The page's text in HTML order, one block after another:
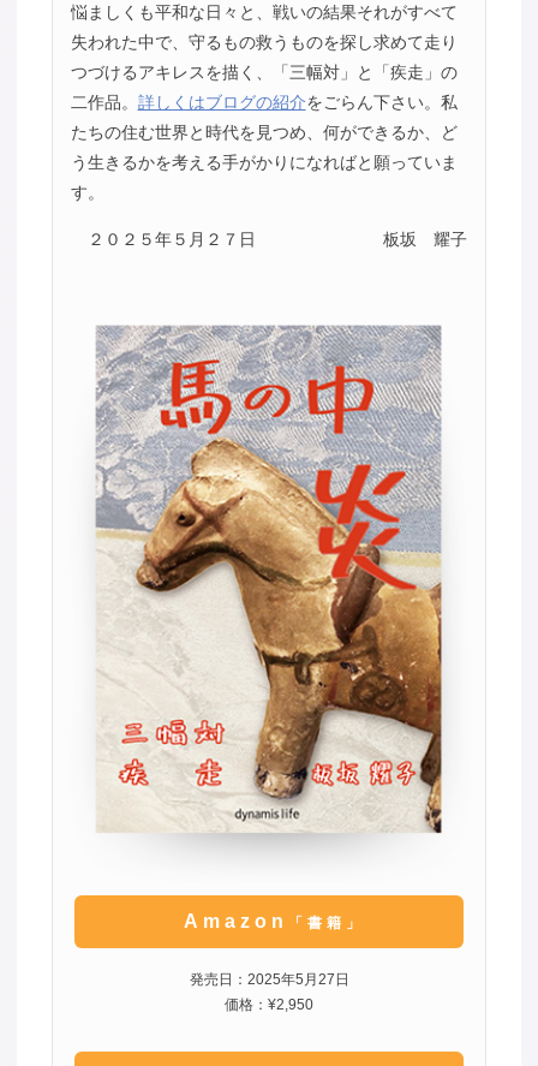
悩ましくも平和な日々と、戦いの結果それがすべて
失われた中で、守るもの救うものを探し求めて走り
つづけるアキレスを描く、「三幅対」と「疾走」の
二作品。 詳しくはブログの紹介をごらん下さい。私
たちの住む世界と時代を見つめ、何ができるか、ど
う生きるかを考える手がかりになればと願っていま
す。
２０２５年５月２７日 板坂 耀子
Amazon 「書籍」
発売日：2025年5月27日
価格：¥2,950